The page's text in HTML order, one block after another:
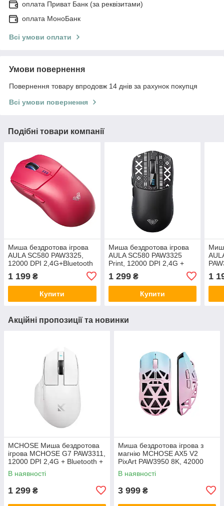
оплата Приват Банк (за реквізитами)
оплата МоноБанк
Всі умови оплати
Умови повернення
Повернення товару впродовж 14 днів за рахунок покупця
Всі умови повернення
Подібні товари компанії
Миша бездротова ігрова
AULA SC580 PAW3325,
12000 DPI 2,4G+Bluetooth
1 199 ₴
Купити
Миша бездротова ігрова
AULA SC580 PAW3325
Print, 12000 DPI 2,4G +
1 299₴
Купити
1
Акційні пропозиції та новинки
MCHOSE Миша бездротова
ігрова MCHOSE G7 PAW3311,
12000 DPI 2,4G + Bluetooth +
Wired White
В наявності
1 299 ₴
Миша бездротова ігрова з
магнію MCHOSE AX5 V2
PixArt PAW3950 8K, 42000
DPI 2,4G+Bluetooth+Wired
В наявності
3 999 ₴